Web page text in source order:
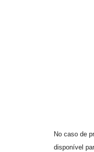
No caso de
disponível